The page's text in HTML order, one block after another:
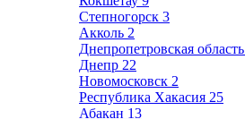
Степногорск 3
Акколь 2
Днепропетровская область
Днепр 22
Новомосковск 2
Республика Хакасия 25
Абакан 13